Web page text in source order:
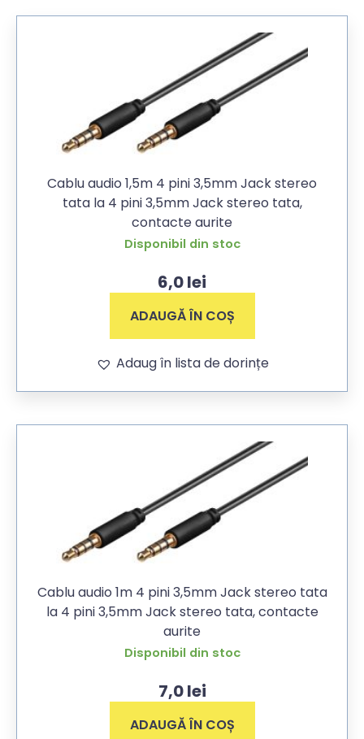
Cablu audio 1,5m 4 pini 3,5mm Jack stereo
tata la 4 pini 3,5mm Jack stereo tata,
contacte aurite
Disponibil din stoc
6,0lei
ADAUGĂ ÎN COȘ
Adaug în lista de dorințe
Cablu audio 1m 4 pini 3,5mm Jack stereo tata
la 4 pini 3,5mm Jack stereo tata, contacte
aurite
Disponibil din stoc
7,0lei
ADAUGĂ ÎN COȘ